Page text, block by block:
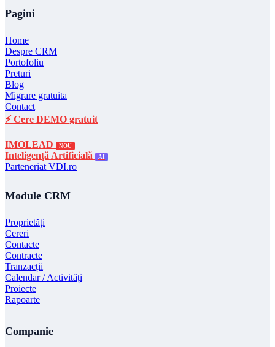
Pagini
Home
Despre CRM
Portofoliu
Preturi
Blog
Migrare gratuita
Contact
⚡ Cere DEMO gratuit
IMOLEAD NOU
Inteligență Artificială AI
Parteneriat VDI.ro
Module CRM
Proprietăți
Cereri
Contacte
Contracte
Tranzacții
Calendar / Activități
Proiecte
Rapoarte
Companie